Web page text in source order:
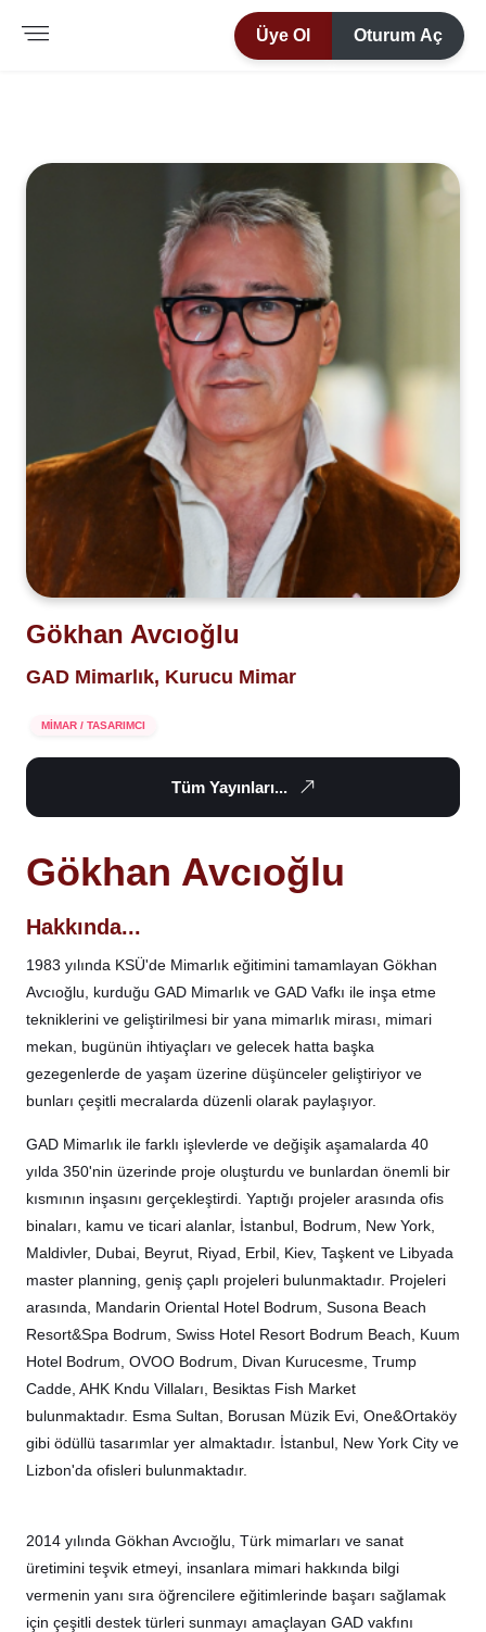
Üye Ol Oturum Aç
Gökhan Avcıoğlu
GAD Mimarlık, Kurucu Mimar
MİMAR / TASARIMCI
Tüm Yayınları...
Gökhan Avcıoğlu
Hakkında...
1983 yılında KSÜ'de Mimarlık eğitimini tamamlayan Gökhan
Avcıoğlu, kurduğu GAD Mimarlık ve GAD Vafkı ile inşa etme
tekniklerini ve geliştirilmesi bir yana mimarlık mirası, mimari
mekan, bugünün ihtiyaçları ve gelecek hatta başka
gezegenlerde de yaşam üzerine düşünceler geliştiriyor ve
bunları çeşitli mecralarda düzenli olarak paylaşıyor.
GAD Mimarlık ile farklı işlevlerde ve değişik aşamalarda 40
yılda 350'nin üzerinde proje oluşturdu ve bunlardan önemli bir
kısmının inşasını gerçekleştirdi. Yaptığı projeler arasında ofis
binaları, kamu ve ticari alanlar, İstanbul, Bodrum, New York,
Maldivler, Dubai, Beyrut, Riyad, Erbil, Kiev, Taşkent ve Libyada
master planning, geniş çaplı projeleri bulunmaktadır. Projeleri
arasında, Mandarin Oriental Hotel Bodrum, Susona Beach
Resort&Spa Bodrum, Swiss Hotel Resort Bodrum Beach, Kuum
Hotel Bodrum, OVOO Bodrum, Divan Kurucesme, Trump
Cadde, AHK Kndu Villaları, Besiktas Fish Market
bulunmaktadır. Esma Sultan, Borusan Müzik Evi, One&Ortaköy
gibi ödüllü tasarımlar yer almaktadır. İstanbul, New York City ve
Lizbon'da ofisleri bulunmaktadır.
2014 yılında Gökhan Avcıoğlu, Türk mimarları ve sanat
üretimini teşvik etmeyi, insanlara mimari hakkında bilgi
vermenin yanı sıra öğrencilere eğitimlerinde başarı sağlamak
için çeşitli destek türleri sunmayı amaçlayan GAD vakfını